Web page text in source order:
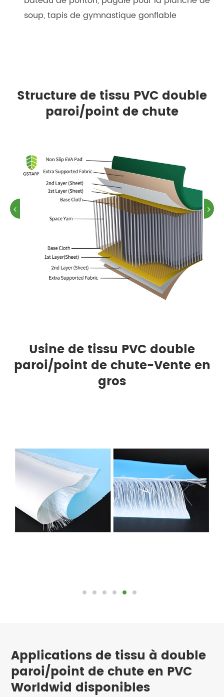
soup, tapis de gymnastique gonflable
Structure de tissu PVC double
paroi/point de chute
Usine de tissu PVC double
paroi/point de chute-Vente en
gros
Applications de tissu à double
paroi/point de chute en PVC
Worldwid disponibles